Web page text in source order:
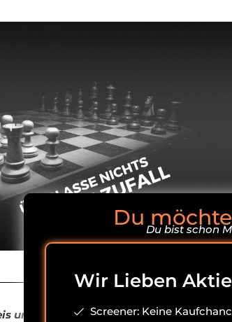
und Haftungsausschluss:
DuDu bist schon
Wir Lieben
Screener: Keine